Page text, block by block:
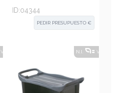
ID:04344
PEDIR PRESUPUESTO €
VER ALTERNATIVAS N.I. VER